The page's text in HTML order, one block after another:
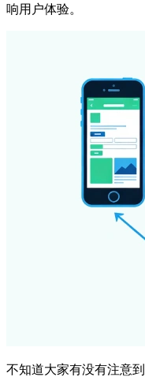
响用户体验。
不知道大家有没有注意